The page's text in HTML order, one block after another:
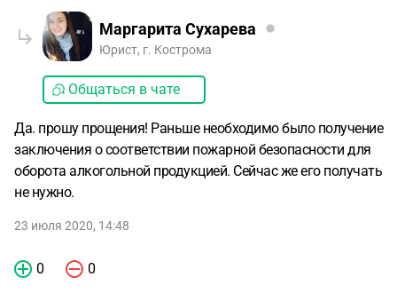
Маргарита Сухарева
Юрист, г. Кострома
Общаться в чате
Да. прошу прощения! Раньше необходимо было получение
заключения о соответствии пожарной безопасности для
оборота алкогольной продукцией. Сейчас же его получать
не нужно.
23 июля 2020, 14:48
0 0